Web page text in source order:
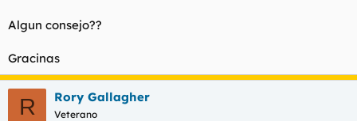
Algun consejo??
Gracinas
R Rory Gallagher
Veterano